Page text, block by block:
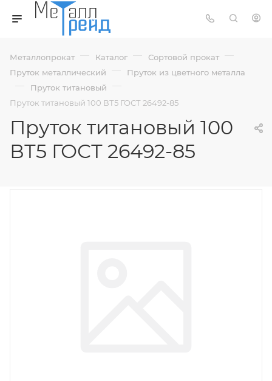
Металлопрокат — Каталог — Сортовой прокат —
Пруток металлический — Пруток из цветного металла
— Пруток титановый —
Пруток титановый 100 ВТ5 ГОСТ 26492-85
Пруток титановый 100
ВТ5 ГОСТ 26492-85